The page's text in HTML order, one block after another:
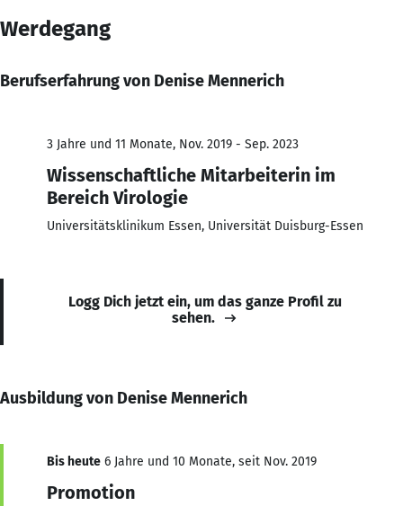
Werdegang
Berufserfahrung von Denise Mennerich
3 Jahre und 11 Monate, Nov. 2019 - Sep. 2023
Wissenschaftliche Mitarbeiterin im
Bereich Virologie
Universitätsklinikum Essen, Universität Duisburg-Essen
Logg Dich jetzt ein, um das ganze Profil zu
sehen.
Ausbildung von Denise Mennerich
Bis heute 6 Jahre und 10 Monate, seit Nov. 2019
Promotion